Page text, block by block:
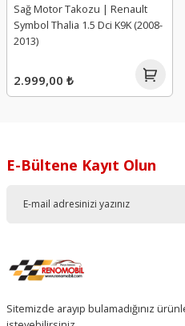
Sağ Motor Takozu | Renault
Symbol Thalia 1.5 Dci K9K (2008-
2013)
2.999,00 ₺
E-Bültene Kayıt Olun
Sitemizde arayıp bulamadığınız